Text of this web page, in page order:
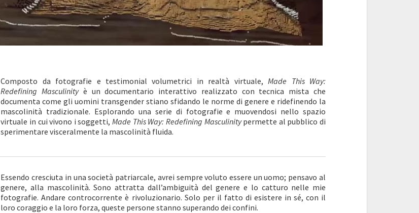
Composto da fotografie e testimonial volumetrici in realtà virtuale,Made This Way:
Redefining Masculinityè un documentario interattivo realizzato con tecnica mista che
documenta come gli uomini transgender stiano sfidando le norme di genere e ridefinendo la
mascolinità tradizionale. Esplorando una serie di fotografie e muovendosi nello spazio
virtuale in cui vivono i soggetti,Made This Way: Redefining Masculinitypermette al pubblico di
sperimentare visceralmente la mascolinità fluida.
Essendo cresciuta in una società patriarcale, avrei sempre voluto essere un uomo; pensavo al
genere, alla mascolinità. Sono attratta dall’ambiguità del genere e lo catturo nelle mie
fotografie. Andare controcorrente è rivoluzionario. Solo per il fatto di esistere in sé, con il
loro coraggio e la loro forza, queste persone stanno superando dei confini.